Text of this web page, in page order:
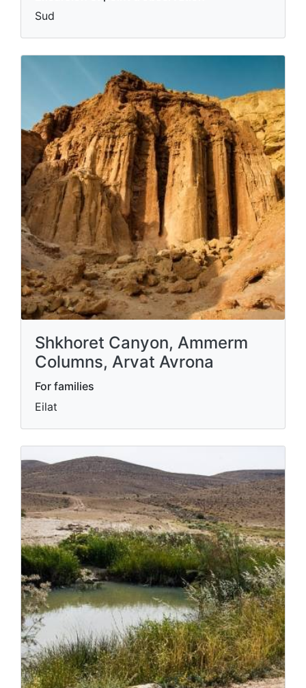
Sud
Shkhoret Canyon, Ammerm
Columns, Arvat Avrona
For families
Eilat